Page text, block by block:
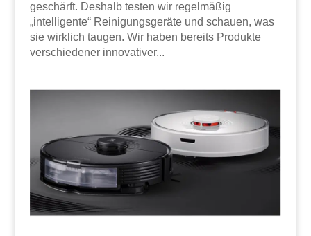
geschärft. Deshalb testen wir regelmäßig
„intelligente“ Reinigungsgeräte und schauen, was
sie wirklich taugen. Wir haben bereits Produkte
verschiedener innovativer...